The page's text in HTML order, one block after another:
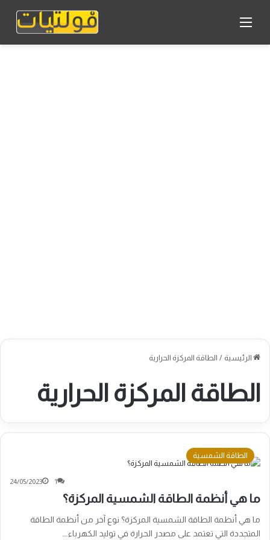
الرئيسية / الطاقة المركزة الحرارية
الطاقة المركزة الحرارية
الطاقة الشمسية
24/05/2023 1
ما هي أنظمة الطاقة الشمسية المركزة؟
ما هي أنظمة الطاقة الشمسية المركزة؟ نوع آخر من أنظمة الطاقة
المتجددة التي تعتمد على مصدر الحرارة في توليد الكهرباء.…